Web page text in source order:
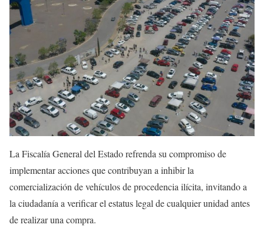
La Fiscalía General del Estado refrenda su compromiso de
implementar acciones que contribuyan a inhibir la
comercialización de vehículos de procedencia ilícita, invitando a
la ciudadanía a verificar el estatus legal de cualquier unidad antes
de realizar una compra.